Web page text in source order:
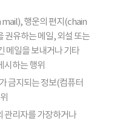
행운의 편지(chain
유하는 메일, 외설 또는
메일을 보내거나 기타
시하는 행위
금지되는 정보(컴퓨터
관리자를 가장하거나